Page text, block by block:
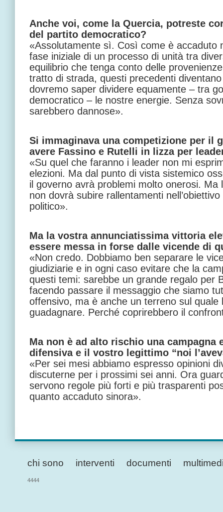
Anche voi, come la Quercia, potreste
del partito democratico?
«Assolutamente sì. Così come è accaduto
fase iniziale di un processo di unità tra
equilibrio che tenga conto delle
tratto di strada, questi precedenti diventano
dovremo saper dividere equamente – tra
democratico – le nostre energie. Senza
sarebbero dannose».
Si immaginava una competizione per il
avere Fassino e Rutelli in lizza per
«Su quel che faranno i leader non mi
elezioni. Ma dal punto di vista sistemico
il governo avrà problemi molto onerosi. Ma
non dovrà subire rallentamenti
politico».
Ma la vostra annunciatissima vittoria
essere messa in forse dalle vicende di
«Non credo. Dobbiamo ben separare le
giudiziarie e in ogni caso evitare che la
questi temi: sarebbe un grande regalo per
facendo passare il messaggio che siamo
offensivo, ma è anche un terreno sul
guadagnare. Perché coprirebbero il
Ma non è ad alto rischio una campagna
difensiva e il vostro legittimo “noi
«Per sei mesi abbiamo espresso opinioni
discuterne per i prossimi sei anni. Ora
servono regole più forti e più trasparenti
quanto accaduto sinora».
chi sono interventi documenti
4444